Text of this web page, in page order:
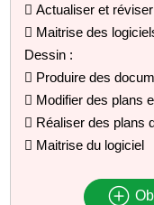
 Actualiser et
 Maitrise des
Dessin :
 Produire des
 Modifier des plans
 Réaliser des plans
 Maitrise du logiciel